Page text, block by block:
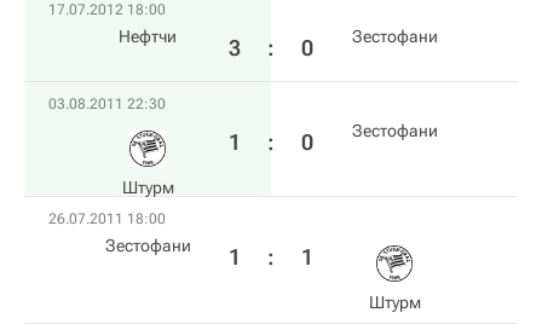
17.07.2012 18:00
Нефтчи 3 : 0 Зестофани
03.08.2011 22:30
Штурм
1 : 0 Зестофани
26.07.2011 18:00
Зестофани 1 : 1
Штурм